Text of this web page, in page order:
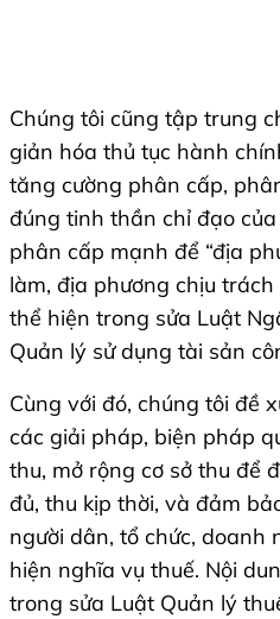
Chúng tôi cũng tập trung
giản hóa thủ tục hành
tăng cường phân cấp,
đúng tinh thần chỉ đạo
phân cấp mạnh để “địa
làm, địa phương chịu
thể hiện trong sửa Luật
Quản lý sử dụng tài sản
Cùng với đó, chúng tôi đề
các giải pháp, biện pháp
thu, mở rộng cơ sở thu để
đủ, thu kịp thời, và đảm
người dân, tổ chức, doanh
hiện nghĩa vụ thuế. Nội
trong sửa Luật Quản lý